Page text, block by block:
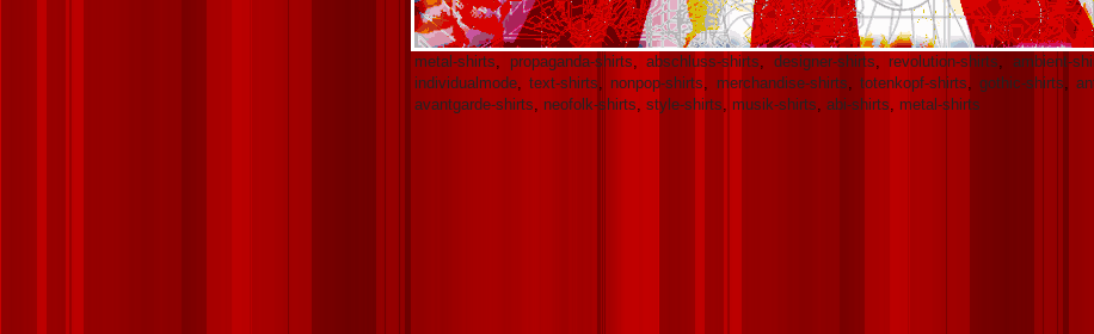
metal-shirts, propaganda-shirts, abschluss-shirts, designer-shirts, revolution-shirts, ambient-
individualmode,text-shirts, nonpop-shirts, merchandise-shirts, totenkopf-shirts, gothic-shirts,
avantgarde-shirts, neofolk-shirts, style-shirts, musik-shirts, abi-shirts, metal-shirts